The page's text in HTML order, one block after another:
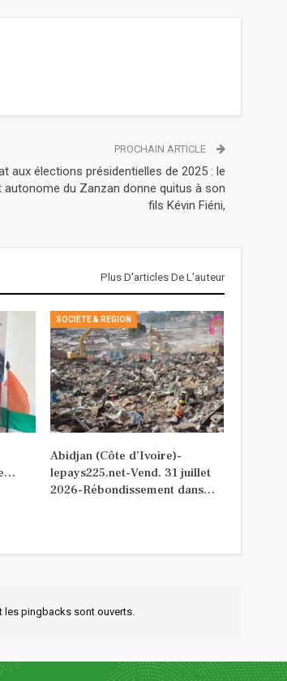
PROCHAIN ARTICLE
aux élections présidentielles de 2025 : le
autonome du Zanzan donne quitus à son
fils Kévin Fiéni,
Plus D'articles De L'auteur
SOCIETE & REGION
Abidjan (Côte d’Ivoire)-
lepays225.net-Vend. 31 juillet
2026-Rébondissement dans…
les pingbacks sont ouverts.